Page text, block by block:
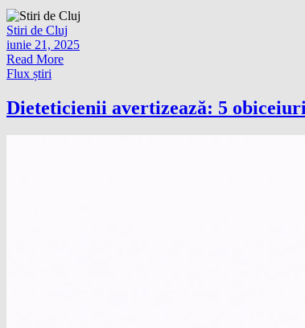
Stiri de Cluj
iunie 21, 2025
Read More
Flux știri
Dieteticienii avertizează: 5